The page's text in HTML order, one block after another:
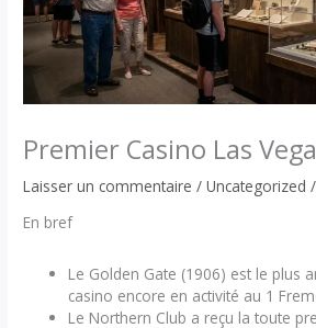
Premier Casino Las
Laisser un commentaire /Uncategorized
En bref
Le Golden Gate (1906) est le plus
casino encore en activité au 1
Le Northern Club a reçu la toute